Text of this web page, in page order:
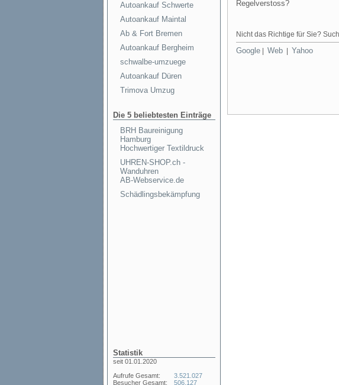
Autoankauf Schwerte
Autoankauf Maintal
Ab & Fort Bremen
Autoankauf Bergheim
schwalbe-umzuege
Autoankauf Düren
Trimova Umzug
Die 5 beliebtesten Einträge
BRH Baureinigung
Hamburg
Hochwertiger Textildruck
UHREN-SHOP.ch -
Wanduhren
AB-Webservice.de
Schädlingsbekämpfung
Statistik
seit 01.01.2020
Aufrufe Gesamt:
Besucher Gesamt:
3.521.027
506.127
Regelverstoss?
Nicht das Richtige für Sie?
Google Web Yahoo